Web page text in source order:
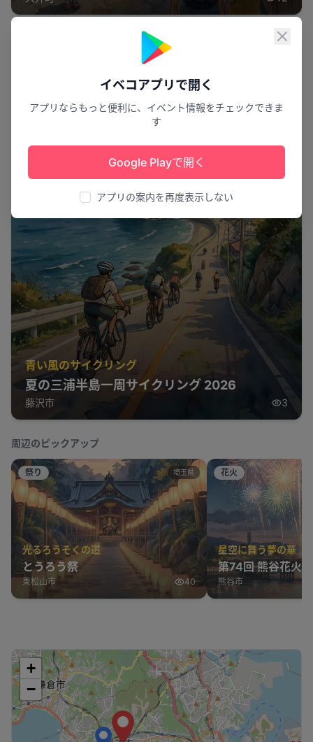
閉じ
イベコアプリで開く
アプリならもっと便利に、イベント情報をチェックできま
す
Google Playで開く
アプリの案内を再度表示しない
青い風のサイクリング
夏の三浦半島一周サイクリング 2026
藤沢市 3
周辺のピックアップ
祭り 埼玉県
光るろうそくの道
とうろう祭
東松山市 40
花火
星空に舞う夢の華
第74回 熊谷花火
熊谷市
+
−